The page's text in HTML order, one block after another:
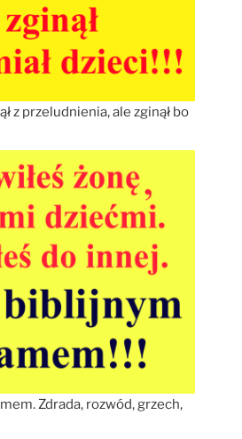
z przeludnienia, ale zginął bo
Zdrada, rozwód, grzech,